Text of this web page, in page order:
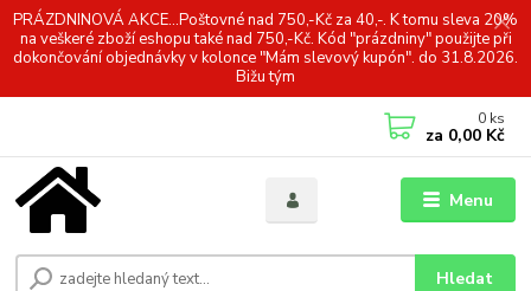
PRÁZDNINOVÁ AKCE...Poštovné nad 750,-Kč za 40,-. K tomu sleva 20%
na veškeré zboží eshopu také nad 750,-Kč. Kód "prázdniny" použijte při
dokončování objednávky v kolonce "Mám slevový kupón". do 31.8.2026.
Bižu tým
Menu
Hledat
0 ks
za 0,00 Kč